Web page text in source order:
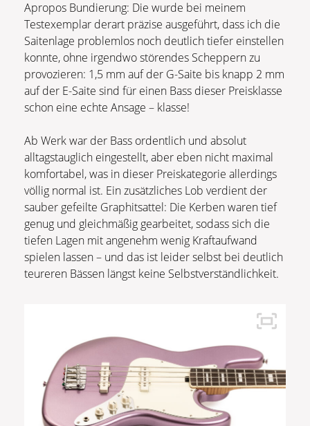
Apropos Bundierung: Die wurde bei meinem
Testexemplar derart präzise ausgeführt, dass ich die
Saitenlage problemlos noch deutlich tiefer einstellen
konnte, ohne irgendwo störendes Scheppern zu
provozieren: 1,5 mm auf der G-Saite bis knapp 2 mm
auf der E-Saite sind für einen Bass dieser Preisklasse
schon eine echte Ansage – klasse!
Ab Werk war der Bass ordentlich und absolut
alltagstauglich eingestellt, aber eben nicht maximal
komfortabel, was in dieser Preiskategorie allerdings
völlig normal ist. Ein zusätzliches Lob verdient der
sauber gefeiltе Graphitsattel: Die Kerben waren tief
genug und gleichmäßig gearbeitet, sodass sich die
tiefen Lagen mit angenehm wenig Kraftaufwand
spielen lassen – und das ist leider selbst bei deutlich
teureren Bässen längst keine Selbstverständlichkeit.